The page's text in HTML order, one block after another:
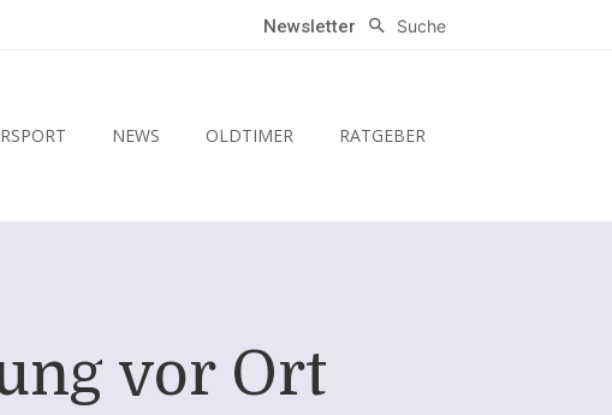
Newsletter Suche
NEWS OLDTIMER RATGEBER
vor Ort